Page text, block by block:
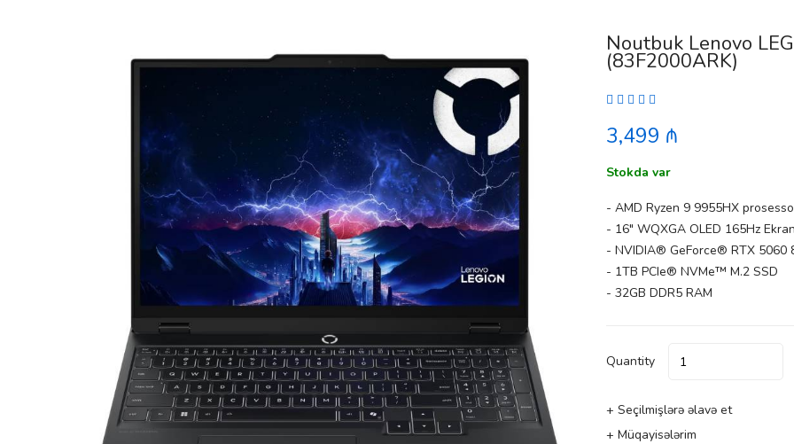
Noutbuk Lenovo
(83F2000ARK)
3,499 ₼
Stokda var
- AMD Ryzen 9 9955HX
- 16" WQXGA OLED 165Hz Ekran
- NVIDIA® GeForce® RTX 5060
- 1TB PCIe® NVMe™ M.2 SSD
- 32GB DDR5 RAM
Quantity
+ Seçilmişlərə əlavə et
+ Müqayisələrim